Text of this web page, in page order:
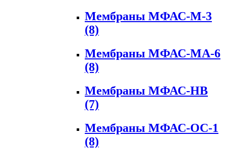
Мембраны МФАС-М-3
(8)
Мембраны МФАС-МА-6
(8)
Мембраны МФАС-НВ
(7)
Мембраны МФАС-ОС-1
(8)